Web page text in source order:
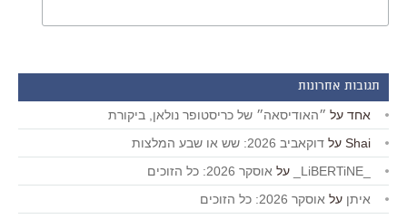
תגובות אחרונות
אחד על ״האודיסאה״ של כריסטופר נולאן, ביקורת
Shai על דוקאביב 2026: שש או שבע המלצות
על אוסקר 2026: כל הזוכים
איתן על אוסקר 2026: כל הזוכים